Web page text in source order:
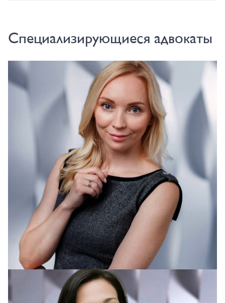
Специализирующиеся адвокаты
Туманова Окcана Сергеевна
tumanova@kniazev.ru
+7 925 743-99-35, +7 (495) 9871870
Махова Екатерина Павловна